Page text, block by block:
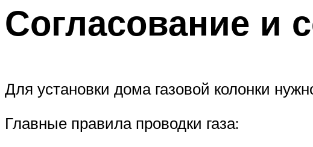
Согласование и
Для установки дома газовой колонки
Главные правила проводки газа: